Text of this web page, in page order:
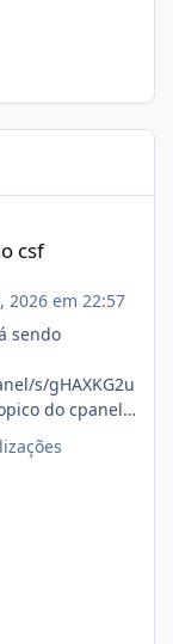
csf
2026 em 22:57
sendo
s/gHAXKG2u
do cpanel...